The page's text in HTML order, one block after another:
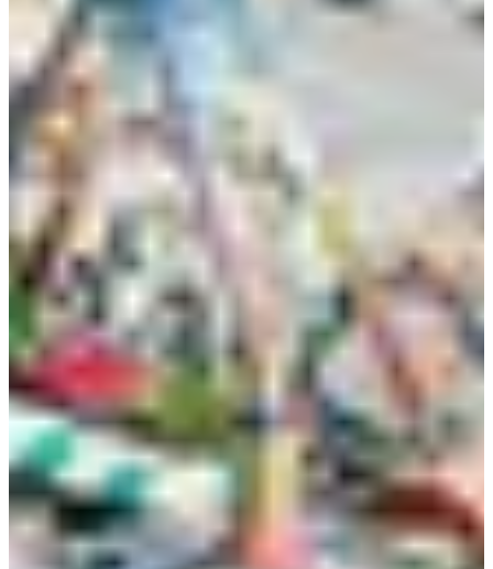
Интересно, что поесть в Jecheon?
Путеводитель по еде Jecheon
Интересуетесь обязательными для посещения
достопримечательностями в Jecheon?
Лучшие достопримечательности в Чечхоне
Если у вас есть вопросы или замечания, пожалуйста,
оставьте комментарий ниже или отправьте нам письмо
по электронной почте на
help@creatrip.com! Вы
можете следить за нами в
Instagram,TikTok Twitterи
Facebook, чтобы быть в курсе всех новостей о Корее!
FAQ
Сгенерировано ИИ
Как добраться до Jecheon поездом? До Jecheon можно на KTX, ITX
и обычных поездах; Seoul Station→Jecheon около 1 часа 30 минут,
цена 17,000 KRW; Cheongnyangni→Jecheon около 1 часа 10 минут,
цена 15,400 KRW; примерно четыре поезда с Seoul Station и около
девяти с Cheongnyangni.
Сколько стоит обычный поезд?
Обычный поезд: Seoul
Station→Jecheon занимает около 3 часов и стоит 15,900 KRW;
Cheongnyangni→Jecheon ITX 12,700 KRW, Mugunghwa 9,200 KRW;
Yeongdeungpo→Jecheon около 3 часов, 15,900 KRW.